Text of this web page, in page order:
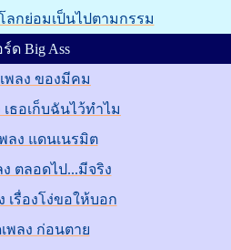
ลกย่อมเป็นไปตามกรรม
ด Big Ass
พลง ของมีคม
เธอเก็บฉันไว้ทำไม
ลง แดนเนรมิต
ตลอดไป...มีจริง
เรื่องโง่ขอให้บอก
พลง ก่อนตาย